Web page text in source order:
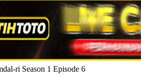
ri Season 1 Episode 6